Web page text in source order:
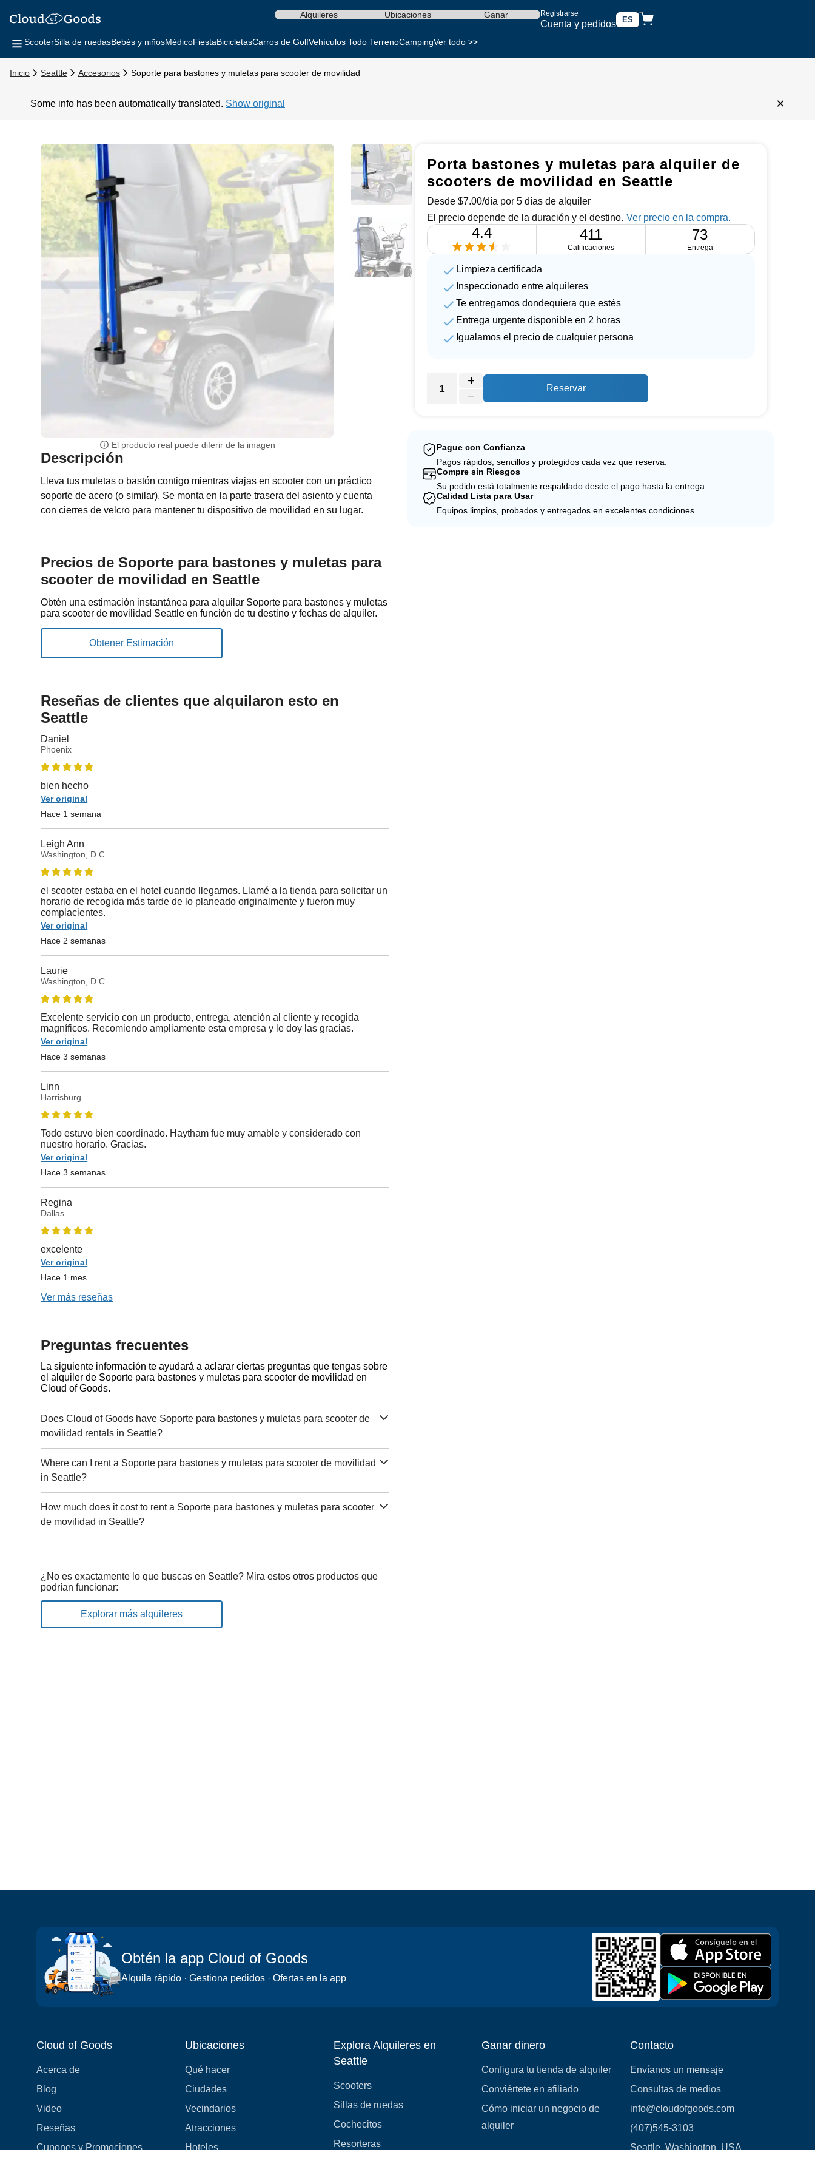
Registrarse
Cuenta y pedidos ES
Alquileres Ubicaciones Ganar
ScooterSilla de ruedasBebés y niñosMédicoFiestaBicicletasCarros de GolfVehículos Todo TerrenoCampingVer todo >>
Inicio Seattle Accesorios Soporte para bastones y muletas para scooter de movilidad
Some info has been automatically translated. Show original ×
El producto real puede diferir de la imagen
Descripción
Lleva tus muletas o bastón contigo mientras viajas en scooter con un práctico
soporte de acero (o similar). Se monta en la parte trasera del asiento y cuenta
con cierres de velcro para mantener tu dispositivo de movilidad en su lugar.
Precios de Soporte para bastones y muletas para
scooter de movilidad en Seattle
Obtén una estimación instantánea para alquilar Soporte para bastones y muletas
para scooter de movilidad Seattle en función de tu destino y fechas de alquiler.
Reseñas de clientes que alquilaron esto en
Seattle
Daniel
Phoenix
bien hecho
Ver original
Hace 1 semana
Leigh Ann
Washington, D.C.
el scooter estaba en el hotel cuando llegamos. Llamé a la tienda para solicitar un
horario de recogida más tarde de lo planeado originalmente y fueron muy
complacientes.
Ver original
Hace 2 semanas
Laurie
Washington, D.C.
Excelente servicio con un producto, entrega, atención al cliente y recogida
magníficos. Recomiendo ampliamente esta empresa y le doy las gracias.
Ver original
Hace 3 semanas
Linn
Harrisburg
Todo estuvo bien coordinado. Haytham fue muy amable y considerado con
nuestro horario. Gracias.
Ver original
Hace 3 semanas
Regina
Dallas
excelente
Ver original
Hace 1 mes
Ver más reseñas
Preguntas frecuentes
La siguiente información te ayudará a aclarar ciertas preguntas que tengas sobre
el alquiler de Soporte para bastones y muletas para scooter de movilidad en
Cloud of Goods.
Does Cloud of Goods have Soporte para bastones y muletas para scooter de
movilidad rentals in Seattle?
Where can I rent a Soporte para bastones y muletas para scooter de movilidad
in Seattle?
How much does it cost to rent a Soporte para bastones y muletas para scooter
de movilidad in Seattle?
¿No es exactamente lo que buscas en Seattle? Mira estos otros productos que
podrían funcionar:
Explorar más alquileres
Porta bastones y muletas para alquiler de
scooters de movilidad en Seattle
Desde $7.00/día por 5 días de alquiler
El precio depende de la duración y el destino.
4.4 411
Calificaciones
73
Entrega
Limpieza certificada
Inspeccionado entre alquileres
Te entregamos dondequiera que estés
Entrega urgente disponible en 2 horas
Igualamos el precio de cualquier persona
Reservar
Pague con Confianza
Pagos rápidos, sencillos y protegidos cada vez que reserva.
Compre sin Riesgos
Su pedido está totalmente respaldado desde el pago hasta la entrega.
Calidad Lista para Usar
Equipos limpios, probados y entregados en excelentes condiciones.
Obtén la app Cloud of Goods
Alquila rápido · Gestiona pedidos · Ofertas en la app
Cloud of Goods
Acerca de
Blog
Video
Reseñas
Cupones y Promociones
Ubicaciones
Qué hacer
Ciudades
Vecindarios
Atracciones
Hoteles
Explora Alquileres en
Seattle
Scooters
Sillas de ruedas
Cochecitos
Resorteras
Ganar dinero
Configura tu tienda de alquiler
Conviértete en afiliado
Cómo iniciar un negocio de
alquiler
Contacto
Envíanos un mensaje
Consultas de medios
info@cloudofgoods.com
(407)545-3103
Seattle, Washington, USA